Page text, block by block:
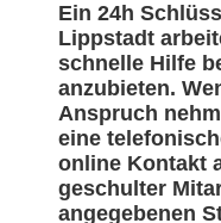
Ein 24h
Lippstadt
schnelle Hilfe
anzubieten.
Anspruch
eine
online Kontakt
geschulter
angegebenen